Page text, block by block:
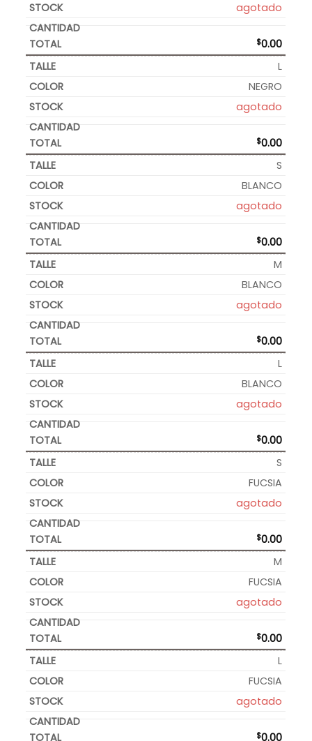
agotado
$0.00
L
NEGRO
agotado
$0.00
S
BLANCO
agotado
$0.00
M
BLANCO
agotado
$0.00
L
BLANCO
agotado
$0.00
S
FUCSIA
agotado
$0.00
M
FUCSIA
agotado
$0.00
L
FUCSIA
agotado
$0.00